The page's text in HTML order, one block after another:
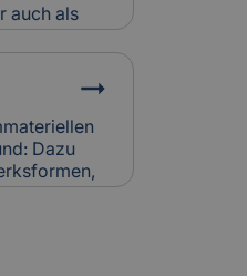
auch als
traditioneller
können
häufig
Dazu
des